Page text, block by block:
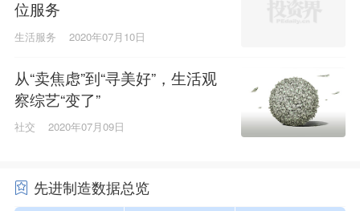
位服务
生活服务 2020年07月10日
从“卖焦虑”到“寻美好”，生活观
察综艺“变了”
社交 2020年07月09日
先进制造数据总览